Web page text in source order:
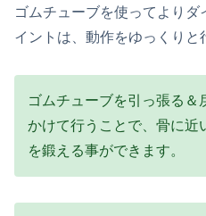
ゴムチューブを使ってより
イントは、動作をゆっくりと
ゴムチューブを引っ張る＆
かけて行うことで、骨に近
を鍛える事ができます。